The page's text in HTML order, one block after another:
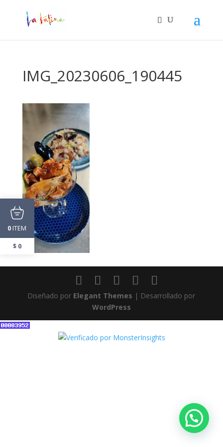
IMG_20230606_190445
Diseñado por Elegant Themes | Desarrollado por
WordPress
0ITEM
$0